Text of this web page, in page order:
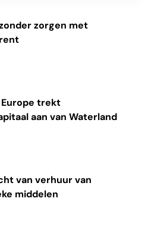
zorgen met
trekt
aan van Waterland
van verhuur van
middelen